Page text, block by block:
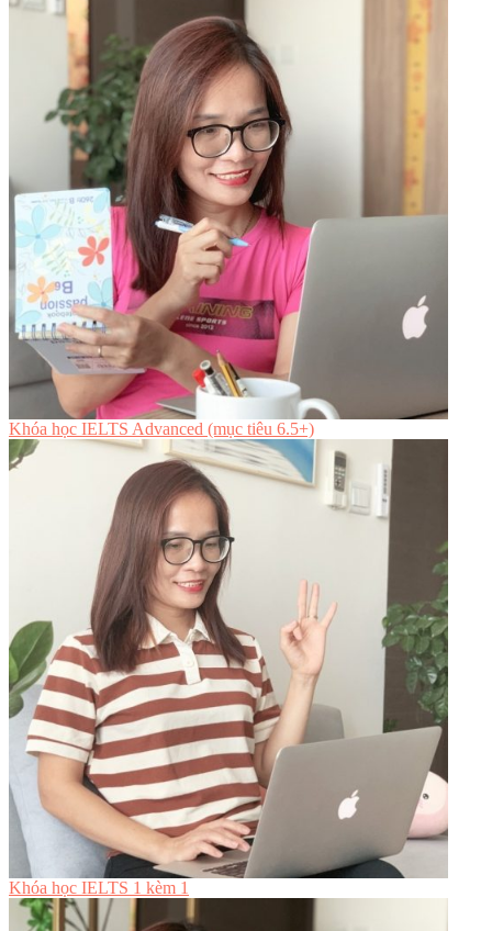
Khóa học IELTS Advanced (mục tiêu 6.5+)
Khóa học IELTS 1 kèm 1